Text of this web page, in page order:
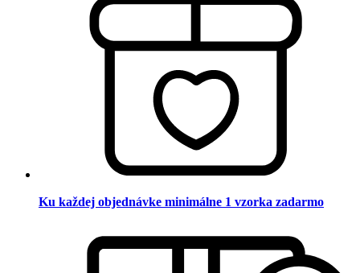
Ku každej objednávke minimálne 1 vzorka zadarmo